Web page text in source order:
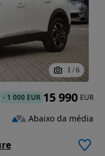
1 / 6
- 1 000 EUR 15 990 EUR
Abaixo da média